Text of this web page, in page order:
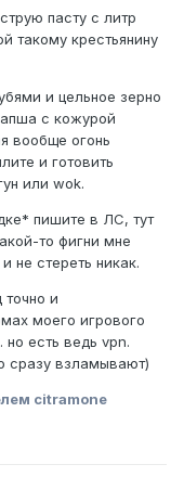
я свои как пять
пасту с литр
такому крестьянину
и цельное зерно
с кожурой
вообще огонь
и готовить
или wok.
пишите в ЛС, тут
то фигни мне
не стереть никак.
и
моего игрового
но есть ведь vpn.
сразу взламывают)
citramone